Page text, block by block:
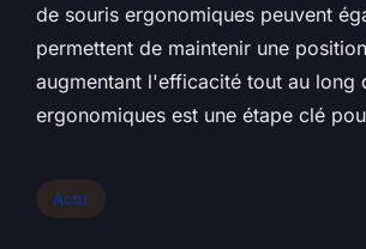
de souris ergonomiques peuvent
permettent de maintenir une
augmentant l'efficacité tout au long
ergonomiques est une étape clé
Actu